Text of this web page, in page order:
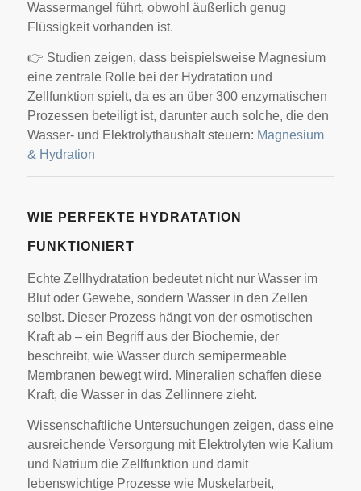
Wassermangel führt, obwohl äußerlich genug
Flüssigkeit vorhanden ist.
👉 Studien zeigen, dass beispielsweise Magnesium
eine zentrale Rolle bei der Hydratation und
Zellfunktion spielt, da es an über 300 enzymatischen
Prozessen beteiligt ist, darunter auch solche, die den
Wasser- und Elektrolythaushalt steuern: Magnesium
& Hydration
WIE PERFEKTE HYDRATATION
FUNKTIONIERT
Echte Zellhydratation bedeutet nicht nur Wasser im
Blut oder Gewebe, sondern Wasser in den Zellen
selbst. Dieser Prozess hängt von der osmotischen
Kraft ab – ein Begriff aus der Biochemie, der
beschreibt, wie Wasser durch semipermeable
Membranen bewegt wird. Mineralien schaffen diese
Kraft, die Wasser in das Zellinnere zieht.
Wissenschaftliche Untersuchungen zeigen, dass eine
ausreichende Versorgung mit Elektrolyten wie Kalium
und Natrium die Zellfunktion und damit
lebenswichtige Prozesse wie Muskelarbeit,